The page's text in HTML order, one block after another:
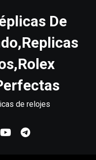
De
de relojes